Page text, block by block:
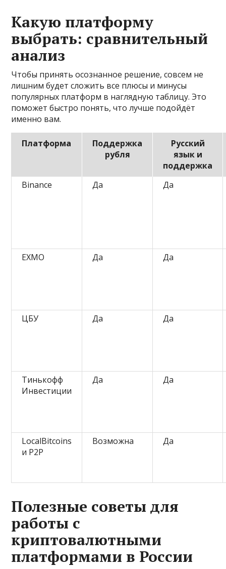
Какую платформу
выбрать: сравнительный
анализ
Чтобы принять осознанное решение, совсем не
лишним будет сложить все плюсы и минусы
популярных платформ в наглядную таблицу. Это
поможет быстро понять, что лучше подойдёт
именно вам.
Платформа
Поддержка
рубля
Русский
язык и
поддержка
Binance
Да Да
EXMO Да Да
ЦБУ Да Да
Тинькофф
Инвестиции
Да Да
LocalBitcoins
и P2P
Возможна Да
Полезные советы для
работы с
криптовалютными
платформами в России